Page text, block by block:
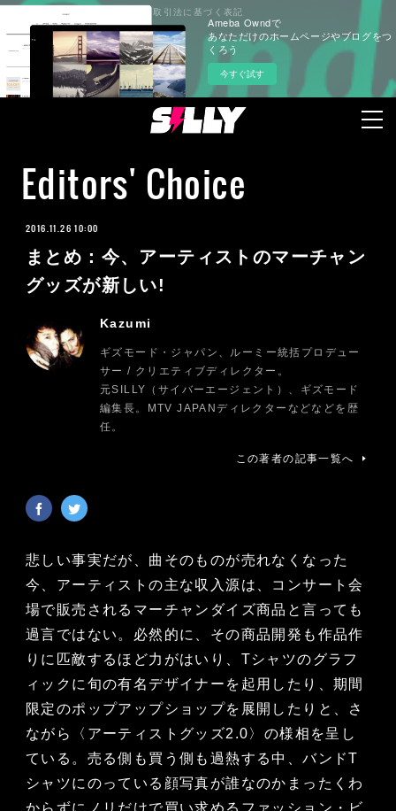
Ameba Owndで
あなただけのホームページやブログをつ
くろう
今すぐ試す
Editors' Choice
2016.11.26 10:00
まとめ：今、アーティストのマーチャン
グッズが新しい!
Kazumi
ギズモード・ジャパン、ルーミー統括プロデュー
サー / クリエティブディレクター。
元SILLY（サイバーエージェント）、ギズモード
編集長。MTV JAPANディレクターなどなどを歴
任。
この著者の記事一覧へ
悲しい事実だが、曲そのものが売れなくなった
今、アーティストの主な収入源は、コンサート会
場で販売されるマーチャンダイズ商品と言っても
過言ではない。必然的に、その商品開発も作品作
りに匹敵するほど力がはいり、Tシャツのグラフ
ィックに旬の有名デザイナーを起用したり、期間
限定のポップアップショップを展開したりと、さ
ながら〈アーティストグッズ2.0〉の様相を呈し
ている。売る側も買う側も過熱する中、バンドT
シャツにのっている顔写真が誰なのかまったくわ
からずにノリだけで買い求めるファッション・ビ
プライバシーポリシー 特定商取引法に基づく表記